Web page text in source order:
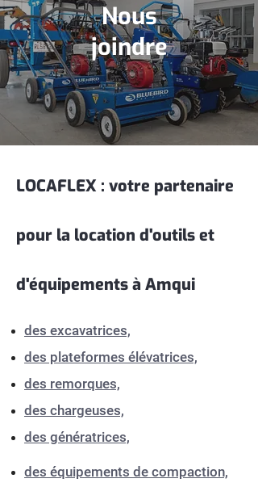
Nous
joindre
LOCAFLEX : votre partenaire
pour la location d'outils et
d'équipements à Amqui
des excavatrices,
des plateformes élévatrices,
des remorques,
des chargeuses,
des génératrices,
des équipements de compaction,